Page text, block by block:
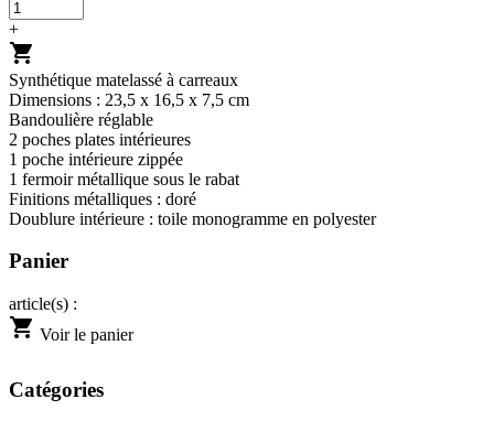
+
shopping_cart
Synthétique matelassé à carreaux
Dimensions : 23,5 x 16,5 x 7,5 cm
Bandoulière réglable
2 poches plates intérieures
1 poche intérieure zippée
1 fermoir métallique sous le rabat
Finitions métalliques : doré
Doublure intérieure : toile monogramme en polyester
Panier
article(s) :
shopping_cart Voir le panier
Catégories